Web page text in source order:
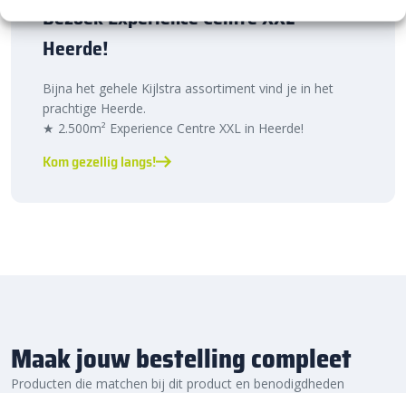
Bezoek Experience Centre XXL
Heerde!
Bijna het gehele Kijlstra assortiment vind je in het
prachtige Heerde.
★ 2.500m² Experience Centre XXL in Heerde!
Kom gezellig langs!
Maak jouw bestelling compleet
Producten die matchen bij dit product en benodigdheden